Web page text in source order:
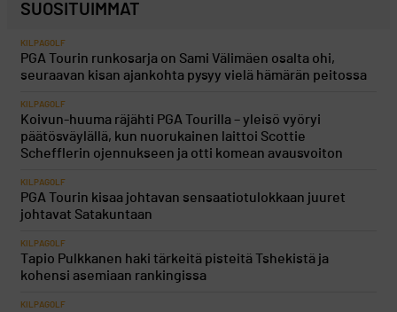
SUOSITUIMMAT
KILPAGOLF
PGA Tourin runkosarja on Sami Välimäen osalta ohi,
seuraavan kisan ajankohta pysyy vielä hämärän peitossa
KILPAGOLF
Koivun-huuma räjähti PGA Tourilla – yleisö vyöryi
päätösväylällä, kun nuorukainen laittoi Scottie
Schefflerin ojennukseen ja otti komean avausvoiton
KILPAGOLF
PGA Tourin kisaa johtavan sensaatiotulokkaan juuret
johtavat Satakuntaan
KILPAGOLF
Tapio Pulkkanen haki tärkeitä pisteitä Tshekistä ja
kohensi asemiaan rankingissa
KILPAGOLF